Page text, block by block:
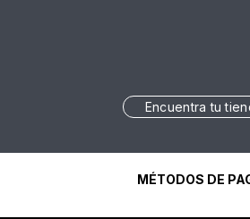
Encuentra tu
MÉTODOS DE